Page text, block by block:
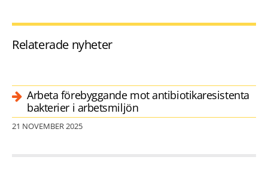
Relaterade nyheter
Arbeta förebyggande mot antibiotikaresistenta
bakterier i arbetsmiljön
21 NOVEMBER 2025